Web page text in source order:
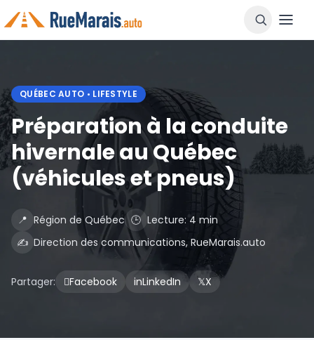
QUÉBEC AUTO • LIFESTYLE
Préparation à la conduite
hivernale au Québec
(véhicules et pneus)
📍 Région de Québec 🕒 Lecture: 4 min
✍️ Direction des communications, RueMarais.auto
Partager: Facebook inLinkedIn 𝕏X